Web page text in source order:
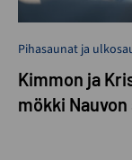
Pihasaunat ja
Kimmon ja
mökki